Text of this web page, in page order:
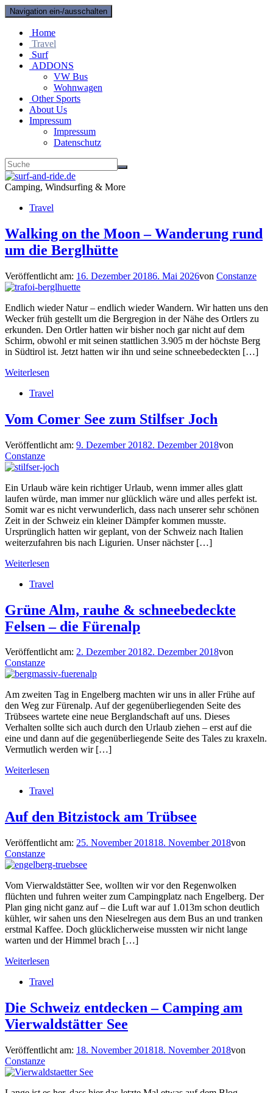
Navigation ein-/ausschalten
Home
Travel
Surf
ADDONS
VW Bus
Wohnwagen
Other Sports
About Us
Impressum
Impressum
Datenschutz
Camping, Windsurfing & More
Travel
Walking on the Moon – Wanderung rund
um die Berglhütte
Veröffentlicht am: 16. Dezember 20186. Mai 2026von Constanze
Endlich wieder Natur – endlich wieder Wandern. Wir hatten uns den
Wecker früh gestellt um die Bergregion in der Nähe des Ortlers zu
erkunden. Den Ortler hatten wir bisher noch gar nicht auf dem
Schirm, obwohl er mit seinen stattlichen 3.905 m der höchste Berg
in Südtirol ist. Jetzt hatten wir ihn und seine schneebedeckten […]
Weiterlesen
Travel
Vom Comer See zum Stilfser Joch
Veröffentlicht am: 9. Dezember 20182. Dezember 2018von
Constanze
Ein Urlaub wäre kein richtiger Urlaub, wenn immer alles glatt
laufen würde, man immer nur glücklich wäre und alles perfekt ist.
Somit war es nicht verwunderlich, dass nach unserer sehr schönen
Zeit in der Schweiz ein kleiner Dämpfer kommen musste.
Ursprünglich hatten wir geplant, von der Schweiz nach Italien
weiterzufahren bis nach Ligurien. Unser nächster […]
Weiterlesen
Travel
Grüne Alm, rauhe & schneebedeckte
Felsen – die Fürenalp
Veröffentlicht am: 2. Dezember 20182. Dezember 2018von
Constanze
Am zweiten Tag in Engelberg machten wir uns in aller Frühe auf
den Weg zur Fürenalp. Auf der gegenüberliegenden Seite des
Trübsees wartete eine neue Berglandschaft auf uns. Dieses
Verhalten sollte sich auch durch den Urlaub ziehen – erst auf die
eine und dann auf die gegenüberliegende Seite des Tales zu kraxeln.
Vermutlich werden wir […]
Weiterlesen
Travel
Auf den Bitzistock am Trübsee
Veröffentlicht am: 25. November 201818. November 2018von
Constanze
Vom Vierwaldstätter See, wollten wir vor den Regenwolken
flüchten und fuhren weiter zum Campingplatz nach Engelberg. Der
Plan ging nicht ganz auf – die Luft war auf 1.013m schon deutlich
kühler, wir sahen uns den Nieselregen aus dem Bus an und tranken
erstmal Kaffee. Doch glücklicherweise mussten wir nicht lange
warten und der Himmel brach […]
Weiterlesen
Travel
Die Schweiz entdecken – Camping am
Vierwaldstätter See
Veröffentlicht am: 18. November 201818. November 2018von
Constanze